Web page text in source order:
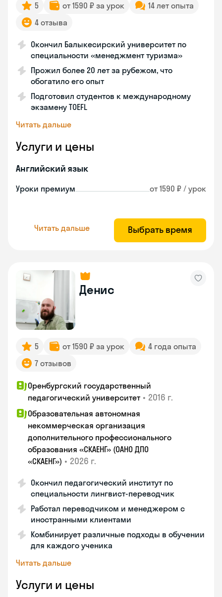
5 от 1590 ₽ за урок
14 лет опыта
4 отзыва
Окончил Балыкесирский университет по
специальности «менеджмент туризма»
Прожил более 20 лет за рубежом, что
обогатило его опыт
Подготовил студентов к международному
экзамену TOEFL
Читать дальше
Услуги и цены
Английский язык
Уроки премиум от 1590 ₽ / урок
Читать дальше Выбрать время
Денис
5 от 1590 ₽ за урок
4 года опыта
7 отзывов
Оренбургский государственный
педагогический университет • 2016 г.
Образовательная автономная
некоммерческая организация
дополнительного профессионального
образования «СКАЕНГ» (ОАНО ДПО
«СКАЕНГ») • 2026 г.
Окончил педагогический институт по
специальности лингвист-переводчик
Работал переводчиком и менеджером с
иностранными клиентами
Комбинирует различные подходы в обучении
для каждого ученика
Читать дальше
Услуги и цены